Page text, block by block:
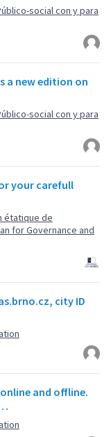
social con y para
a new edition on
social con y para
your carefull
étatique de
for Governance and
city ID
and offline.